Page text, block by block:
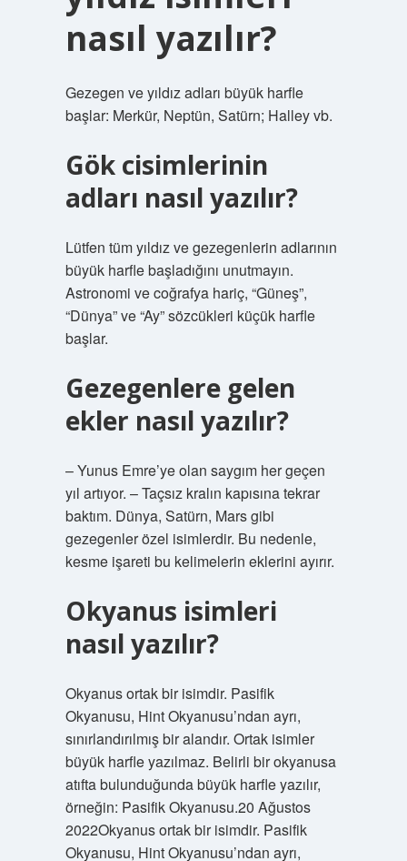
nasıl yazılır?
Gezegen ve yıldız adları büyük harfle
başlar: Merkür, Neptün, Satürn; Halley vb.
Gök cisimlerinin
adları nasıl yazılır?
Lütfen tüm yıldız ve gezegenlerin adlarının
büyük harfle başladığını unutmayın.
Astronomi ve coğrafya hariç, “Güneş”,
“Dünya” ve “Ay” sözcükleri küçük harfle
başlar.
Gezegenlere gelen
ekler nasıl yazılır?
– Yunus Emre’ye olan saygım her geçen
yıl artıyor. – Taçsız kralın kapısına tekrar
baktım. Dünya, Satürn, Mars gibi
gezegenler özel isimlerdir. Bu nedenle,
kesme işareti bu kelimelerin eklerini ayırır.
Okyanus isimleri
nasıl yazılır?
Okyanus ortak bir isimdir. Pasifik
Okyanusu, Hint Okyanusu’ndan ayrı,
sınırlandırılmış bir alandır. Ortak isimler
büyük harfle yazılmaz. Belirli bir okyanusa
atıfta bulunduğunda büyük harfle yazılır,
örneğin: Pasifik Okyanusu.20 Ağustos
2022Okyanus ortak bir isimdir. Pasifik
Okyanusu, Hint Okyanusu’ndan ayrı,